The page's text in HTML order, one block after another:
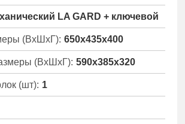
LA GARD + ключевой
(ВхШхГ): 650x435x400
(ВхШхГ): 590x385x320
(шт): 1